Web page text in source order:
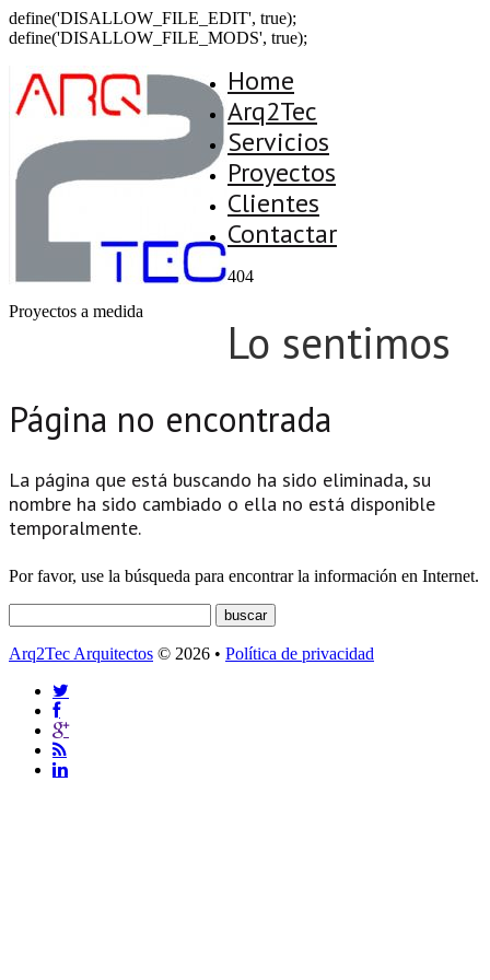
define('DISALLOW_FILE_EDIT', true);
define('DISALLOW_FILE_MODS', true);
Proyectos a medida
Home
Arq2Tec
Servicios
Proyectos
Clientes
Contactar
404
Lo sentimos
Página no encontrada
La página que está buscando ha sido eliminada, su
nombre ha sido cambiado o ella no está disponible
temporalmente.
Por favor, use la búsqueda para encontrar la información en Internet.
Arq2Tec Arquitectos © 2026 • Política de privacidad